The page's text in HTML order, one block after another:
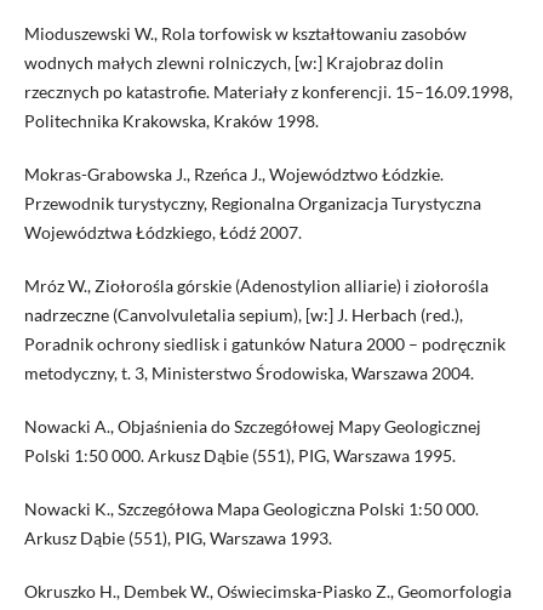
Mioduszewski W., Rola torfowisk w kształtowaniu zasobów
wodnych małych zlewni rolniczych, [w:] Krajobraz dolin
rzecznych po katastrofie. Materiały z konferencji. 15–16.09.1998,
Politechnika Krakowska, Kraków 1998.
Mokras-Grabowska J., Rzeńca J., Województwo Łódzkie.
Przewodnik turystyczny, Regionalna Organizacja Turystyczna
Województwa Łódzkiego, Łódź 2007.
Mróz W., Ziołorośla górskie (Adenostylion alliarie) i ziołorośla
nadrzeczne (Canvolvuletalia sepium), [w:] J. Herbach (red.),
Poradnik ochrony siedlisk i gatunków Natura 2000 – podręcznik
metodyczny, t. 3, Ministerstwo Środowiska, Warszawa 2004.
Nowacki A., Objaśnienia do Szczegółowej Mapy Geologicznej
Polski 1:50 000. Arkusz Dąbie (551), PIG, Warszawa 1995.
Nowacki K., Szczegółowa Mapa Geologiczna Polski 1:50 000.
Arkusz Dąbie (551), PIG, Warszawa 1993.
Okruszko H., Dembek W., Oświecimska-Piasko Z., Geomorfologia